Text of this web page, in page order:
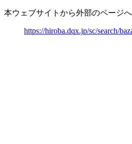
本ウェブサイトから外部のページ
https://hiroba.dqx.jp/sc/search/